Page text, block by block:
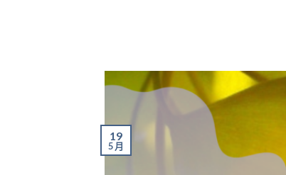
19
5 月